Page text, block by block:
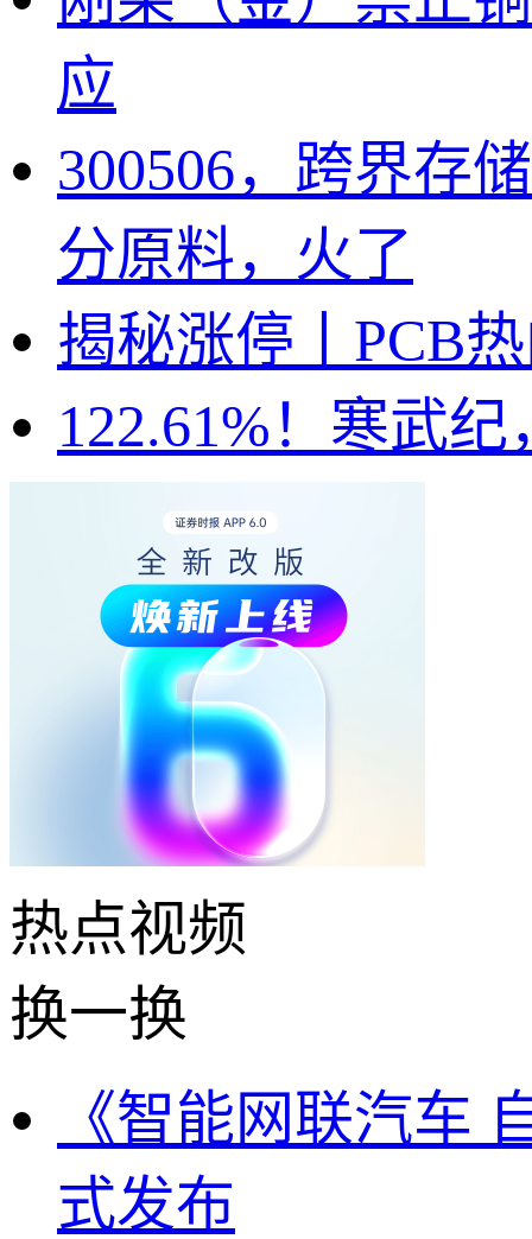
应
300506，跨界存
分原料，火了
揭秘涨停丨PCB
122.61%！寒武
热点视频
换一换
《智能网联汽车
式发布